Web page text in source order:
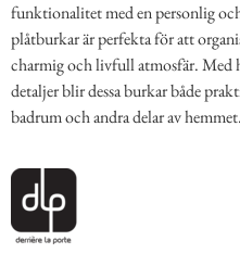
funktionalitet med en personlig
plåtburkar är perfekta för att
charmig och livfull atmosfär. Med
detaljer blir dessa burkar både
badrum och andra delar av hemmet.